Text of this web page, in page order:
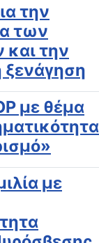
την
των
την
με θέμα
με